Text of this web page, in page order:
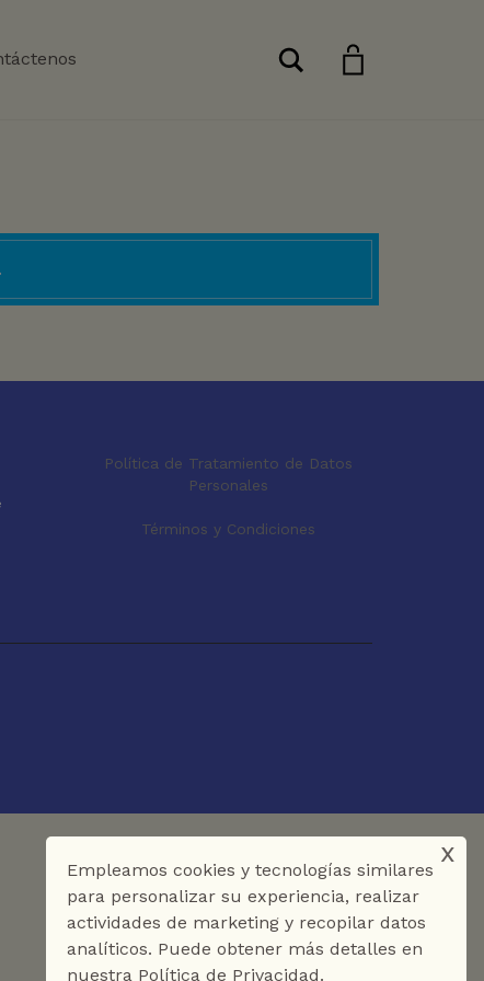
Buscar
Política de Tratamiento de Datos
Personales
Términos y Condiciones
Empleamos cookies y tecnologías similares
para personalizar su experiencia, realizar
actividades de marketing y recopilar datos
analíticos. Puede obtener más detalles en
nuestra Política de Privacidad.
x